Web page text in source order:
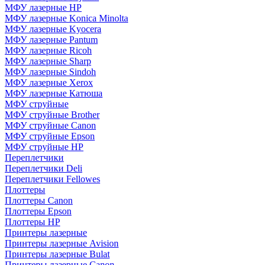
МФУ лазерные HP
МФУ лазерные Konica Minolta
МФУ лазерные Kyocera
МФУ лазерные Pantum
МФУ лазерные Ricoh
МФУ лазерные Sharp
МФУ лазерные Sindoh
МФУ лазерные Xerox
МФУ лазерные Катюша
МФУ струйные
МФУ струйные Brother
МФУ струйные Canon
МФУ струйные Epson
МФУ струйные HP
Переплетчики
Переплетчики Deli
Переплетчики Fellowes
Плоттеры
Плоттеры Canon
Плоттеры Epson
Плоттеры HP
Принтеры лазерные
Принтеры лазерные Avision
Принтеры лазерные Bulat